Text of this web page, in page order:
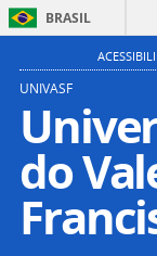
BRASIL
UNIVASF
do